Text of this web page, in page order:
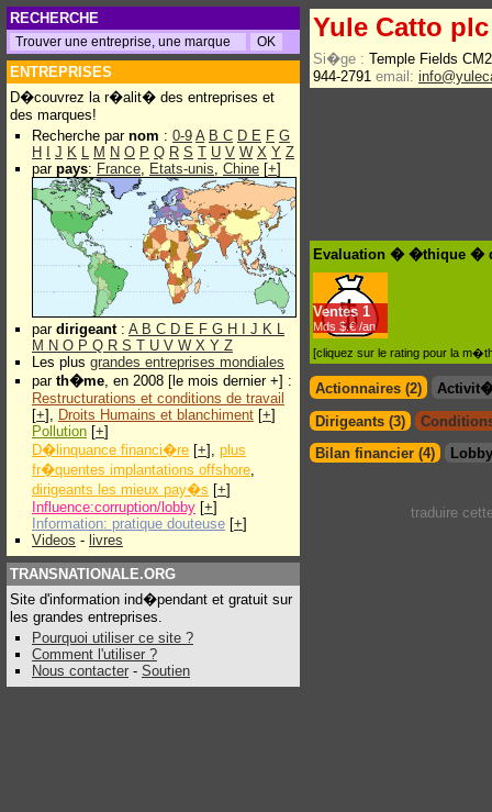
RECHERCHE
ENTREPRISES
D�couvrez la r�alit� des entreprises et
des marques!
Recherche par nom : 0-9 A B C D E F G
H
J K L M N O P Q R S T U V W X Y Z
par pays: France, Etats-unis, Chine [+]
par dirigeant: A B C D E F G H J K L
M N O P Q R S T U V W X Y Z
Les plus grandes entreprises mondiales
par th�me, en 2008 [le mois dernier +] :
Restructurations et conditions de travail
[+], Droits Humains et blanchiment [+]
Pollution [+]
D�linquance financi�re [+], plus
fr�quentes implantations offshore,
dirigeants les mieux pay�s [+]
Influence:corruption/lobby [+]
Information: pratique douteuse [+]
Videos - livres
TRANSNATIONALE.ORG
Site d'information ind�pendant et gratuit sur
les grandes entreprises.
Pourquoi utiliser ce site ?
Comment l'utiliser ?
Nous contacter - Soutien
Yule Catto plc
Si�ge : Temple Fields
944-2791 email:
Evaluation � �thique �
Ventes 1
Mds $.€ /an
[cliquez sur le rating pour la
Actionnaires (2)
Dirigeants (3)
Bilan financier (4)
traduire